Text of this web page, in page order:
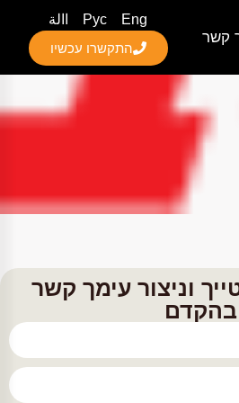
קשר
Eng
Рус
االة
התקשרו עכשיו
וניצור עימך קשר
בהקדם